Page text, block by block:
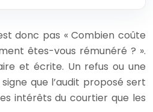
donc pas « Combien coûte
êtes-vous rémunéré ? ».
et écrite. Un refus ou une
que l’audit proposé sert
intérêts du courtier que les